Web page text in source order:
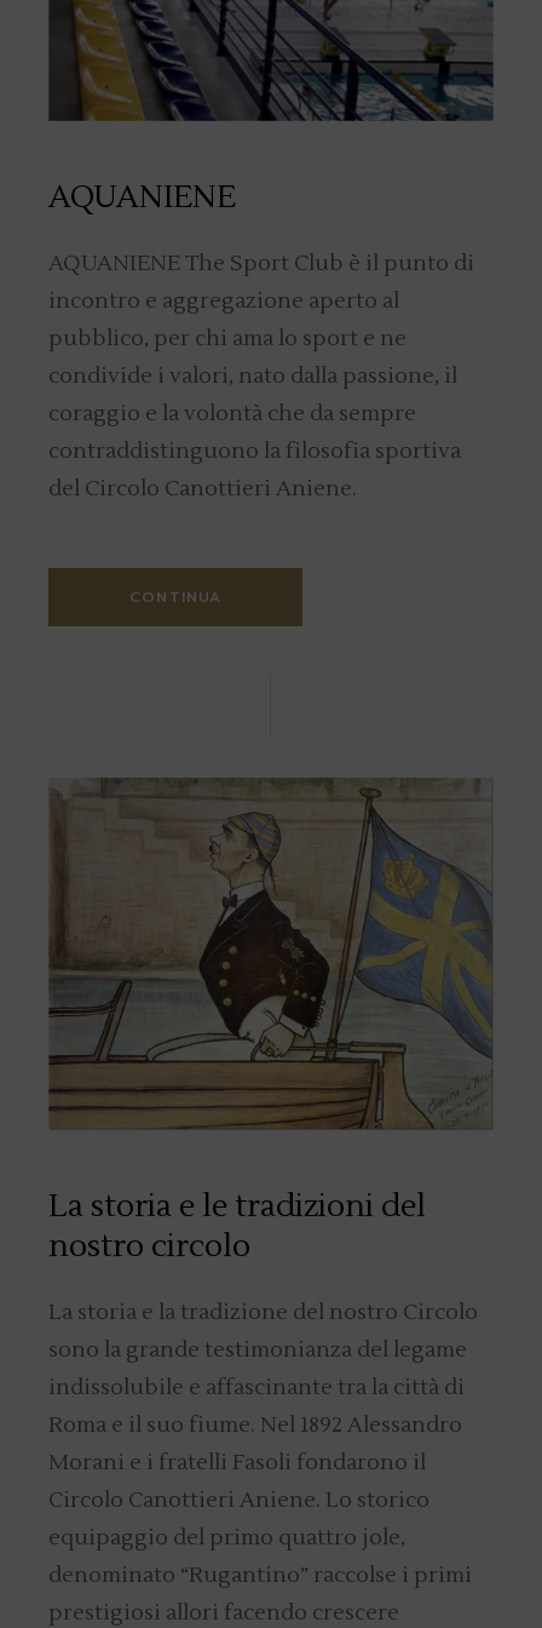
AQUANIENE
AQUANIENE The Sport Club è il punto di
incontro e aggregazione aperto al
pubblico, per chi ama lo sport e ne
condivide i valori, nato dalla passione, il
coraggio e la volontà che da sempre
contraddistinguono la filosofia sportiva
del Circolo Canottieri Aniene.
CONTINUA
La storia e le tradizioni del
nostro circolo
La storia e la tradizione del nostro Circolo
sono la grande testimonianza del legame
indissolubile e affascinante tra la città di
Roma e il suo fiume. Nel 1892 Alessandro
Morani e i fratelli Fasoli fondarono il
Circolo Canottieri Aniene. Lo storico
equipaggio del primo quattro jole,
denominato “Rugantino” raccolse i primi
prestigiosi allori facendo crescere